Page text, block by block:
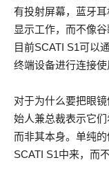
有投射屏幕，蓝牙
显示工作，而不像
目前SCATI S1可以
终端设备进行连接使
对于为什么要把眼
始人兼总裁表示它们
而非其本身。单纯
SCATI S1中来，而